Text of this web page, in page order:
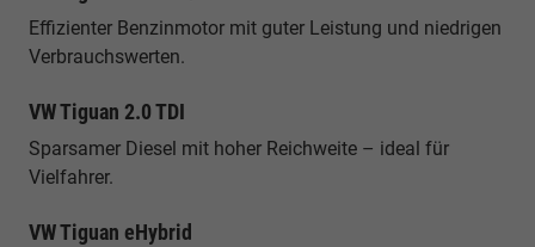
Effizienter Benzinmotor mit guter Leistung und niedrigen
Verbrauchswerten.
VW Tiguan 2.0 TDI
Sparsamer Diesel mit hoher Reichweite – ideal für
Vielfahrer.
VW Tiguan eHybrid